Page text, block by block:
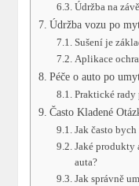
Údržba na
Údržba vozu po
Sušení je
Aplikace
Péče o auto po
Praktické rady
Často Kladené
Jak často
Jaké produkty
auta?
Jak správně